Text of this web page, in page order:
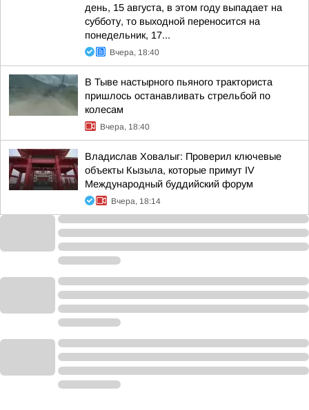
день, 15 августа, в этом году выпадает на
субботу, то выходной переносится на
понедельник, 17...
Вчера, 18:40
В Тыве настырного пьяного тракториста
пришлось останавливать стрельбой по
колесам
Вчера, 18:40
Владислав Ховалыг: Проверил ключевые
объекты Кызыла, которые примут IV
Международный буддийский форум
Вчера, 18:14